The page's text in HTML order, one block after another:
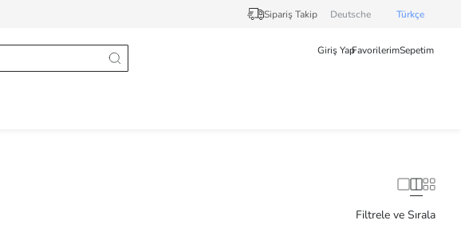
Sipariş Takip Deutsche Türkçe
Giriş YapFavorilerimSepetim
Filtrele ve Sırala